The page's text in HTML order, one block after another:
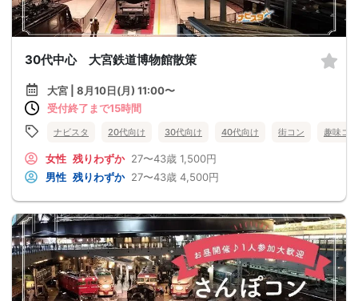
30代中心 大宮鉄道博物館散策
大宮 | 8月10日(月) 11:00〜
受付終了まで15時間
ナビスタ 20代向け 30代向け 40代向け 街コン 趣味コン
女性 残りわずか 27〜43歳 1,500円
男性 残りわずか 27〜43歳 4,500円